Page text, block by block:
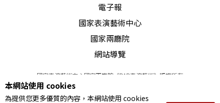
電子報
國家表演藝術中心
國家兩廳院
網站導覽
國家表演藝術中心國家兩廳院《PAR表演藝術》版權所有
© 2022Performing arts redefined. All Rights Reserved
統一編號 Tax Id number 00973926
本網站使用 cookies
為提供您更多優質的內容，本網站使用 cookies